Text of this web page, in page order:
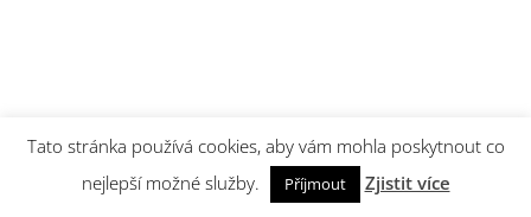
Tato stránka používá cookies, aby vám mohla poskytnout co
nejlepší možné služby.
Příjmout Zjistit více